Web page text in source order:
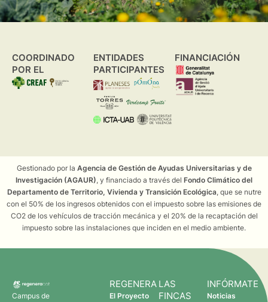
COORDINADO
POR EL
ENTIDADES
PARTICIPANTES
FINANCIACIÓN
Gestionado por la Agencia de Gestión de Ayudas Universitarias y de
Investigación (AGAUR) , y financiado a través del Fondo Climático del
Departamento de Territorio, Vivienda y Transición Ecológica , que se nutre
con el 50% de los ingresos obtenidos con el impuesto sobre las emisiones de
CO2 de los vehículos de tracción mecánica y el 20% de la recaptación del
impuesto sobre las instalaciones que inciden en el medio ambiente.
Campus de
REGENERA
El Proyecto
LAS
FINCAS
INFÓRMATE
Noticias